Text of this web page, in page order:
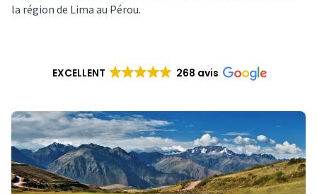
la région de Lima au Pérou.
EXCELLENT 268 avis